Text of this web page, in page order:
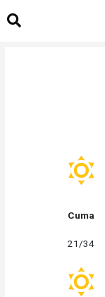
Cuma
21/34